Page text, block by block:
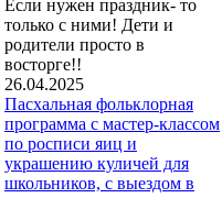
Если нужен праздник- то
только с ними! Дети и
родители просто в
восторге!!
26.04.2025
Пасхальная фольклорная
программа с мастер-классом
по росписи яиц и
украшению куличей для
школьников, с выездом в